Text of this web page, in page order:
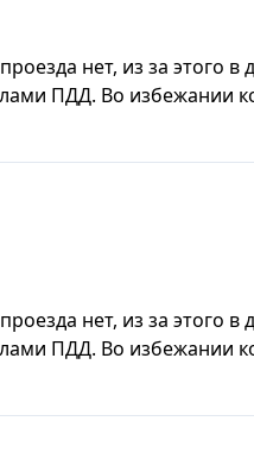
нет, из за этого
ПДД. Во избежании
нет, из за этого
ПДД. Во избежании